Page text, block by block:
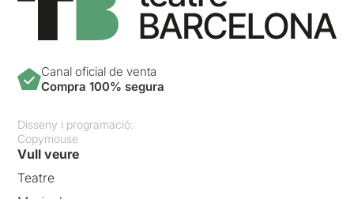
Canal oficial de venta
Compra 100% segura
Disseny i programació:
Copymouse
Vull veure
Teatre